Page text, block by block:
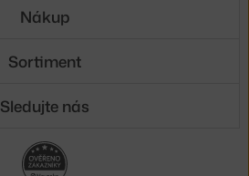
Nákup
Sortiment
Sledujte nás